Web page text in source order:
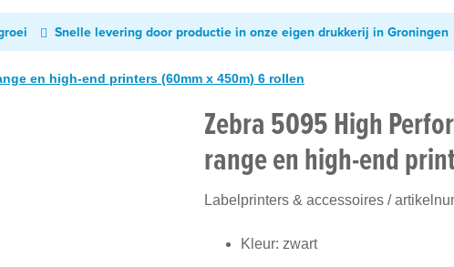
Snelle levering door productie in onze eigen drukkerij in Groningen
en high-end printers (60mm x 450m) 6 rollen
Zebra 5095 High
range en high-end
Labelprinters & accessoires /
Kleur: zwart